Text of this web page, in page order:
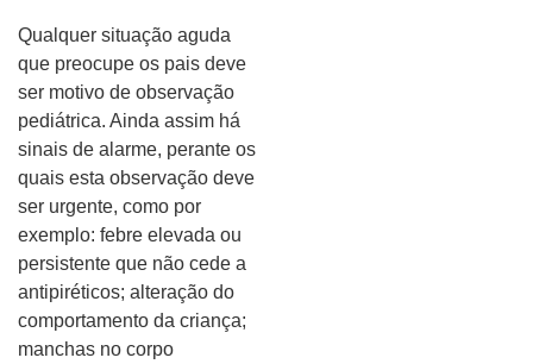
Qualquer situação aguda
que preocupe os pais deve
ser motivo de observação
pediátrica. Ainda assim há
sinais de alarme, perante os
quais esta observação deve
ser urgente, como por
exemplo: febre elevada ou
persistente que não cede a
antipiréticos; alteração do
comportamento da criança;
manchas no corpo